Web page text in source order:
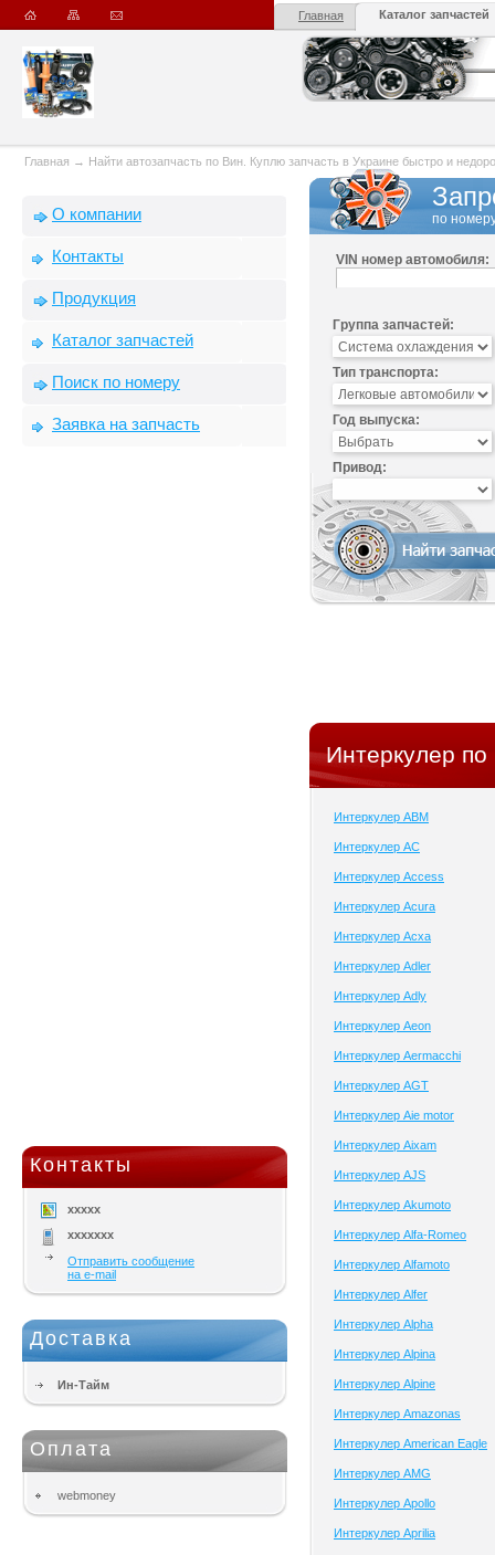
Главная Каталог запчастей
Главная → Найти автозапчасть по Вин. Куплю запчасть в Украине быстро и
О компании
Контакты
Продукция
Каталог запчастей
Поиск по номеру
Заявка на запчасть
Контакты
xxxxx
xxxxxxx
Отправить сообщение
на e-mail
Доставка
Ин-Тайм
Оплата
webmoney
по
VIN номер автомобиля:
Группа запчастей:
Тип транспорта:
Год выпуска:
Привод:
Интеркулер
Интеркулер ABM
Интеркулер AC
Интеркулер Access
Интеркулер Acura
Интеркулер Acxa
Интеркулер Adler
Интеркулер Adly
Интеркулер Aeon
Интеркулер Aermacchi
Интеркулер AGT
Интеркулер Aie motor
Интеркулер Aixam
Интеркулер AJS
Интеркулер Akumoto
Интеркулер Alfa-Romeo
Интеркулер Alfamoto
Интеркулер Alfer
Интеркулер Alpha
Интеркулер Alpina
Интеркулер Alpine
Интеркулер Amazonas
Интеркулер American Eagle
Интеркулер AMG
Интеркулер Apollo
Интеркулер Aprilia